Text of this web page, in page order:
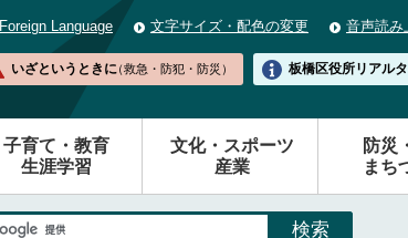
Foreign Language 文字サイズ・配色の変更 音声読み
いざというときに（救急・防犯・防災） 板橋区役所リアル
子育て・教育
生涯学習
文化・スポーツ
産業
防災
まち